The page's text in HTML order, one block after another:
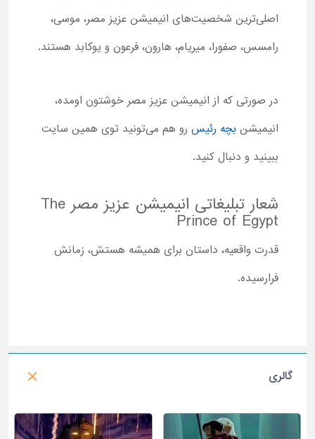
اصلی‌ترین شخصیت‌های انیمیشن عزیز مصر، موسی،
رامسس، صفورا، میریام، هارون، فرعون و یوکابد هستند.
در صورتی که از انیمیشن عزیز مصر خوشتون اومده،
انیمیشن بچه رئیس رو هم می‌تونید توی همین سایت
ببینید و دنبال کنید.
شعار تبلیغاتی انیمیشن عزیز مصر The
Prince of Egypt
قدرت واقعیه، داستان برای همیشه هستش، زمانش
فرارسیده.
گالری